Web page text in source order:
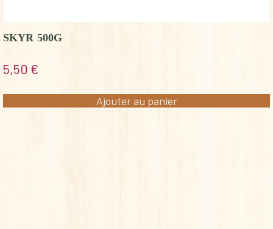
SKYR 500G
5,50 €
Ajouter au panier